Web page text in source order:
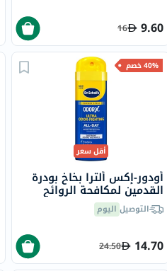
9.60
16
40% خصم
أقل سعر
أودور-إكس ألترا بخاخ بودرة
القدمين لمكافحة الروائح
جرامالتوصيل اليوم
14.70
24.50